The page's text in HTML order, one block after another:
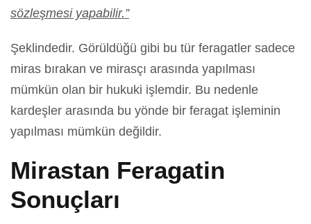
sözleşmesi yapabilir.”
Şeklindedir. Görüldüğü gibi bu tür feragatler sadece
miras bırakan ve mirasçı arasında yapılması
mümkün olan bir hukuki işlemdir. Bu nedenle
kardeşler arasında bu yönde bir feragat işleminin
yapılması mümkün değildir.
Mirastan Feragatin
Sonuçları